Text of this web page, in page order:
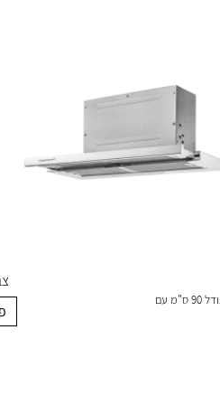
קולט אדים מובנה בגודל 90 ס"מ עם